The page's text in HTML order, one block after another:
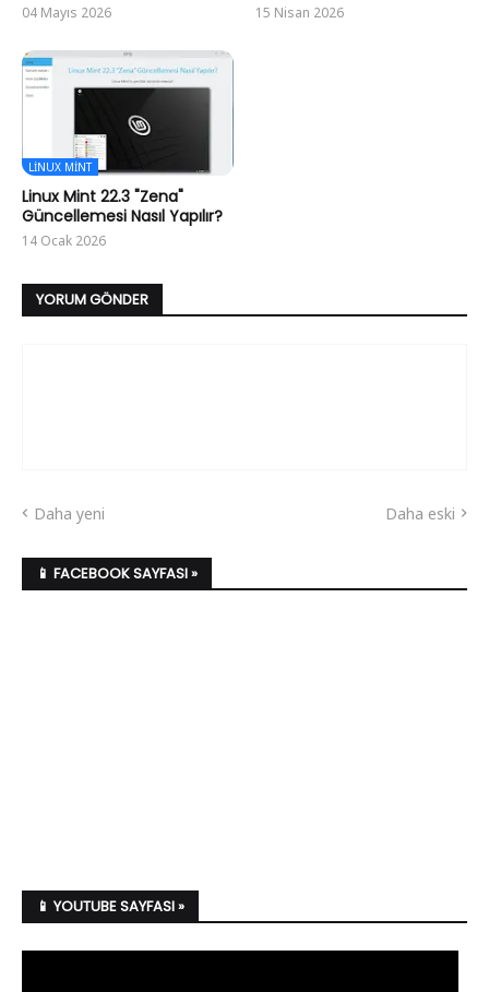
04 Mayıs 2026 15 Nisan 2026
LINUX MINT
Linux Mint 22.3 "Zena"
Güncellemesi Nasıl Yapılır?
14 Ocak 2026
YORUM GÖNDER
Daha yeni Daha eski
📱 FACEBOOK SAYFASI »
📱 YOUTUBE SAYFASI »